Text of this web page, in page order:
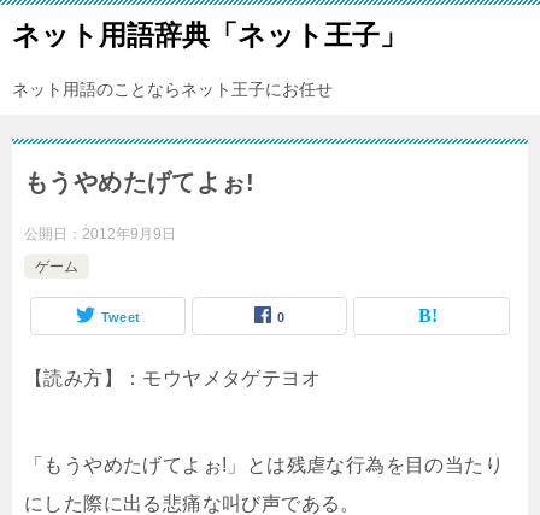
ネット用語辞典「ネット王子」
ネット用語のことならネット王子にお任せ
もうやめたげてよぉ!
公開日： 2012年9月9日
ゲーム
Tweet 0
【読み方】：モウヤメタゲテヨオ
「もうやめたげてよぉ!」とは残虐な行為を目の当たり
にした際に出る悲痛な叫び声である。